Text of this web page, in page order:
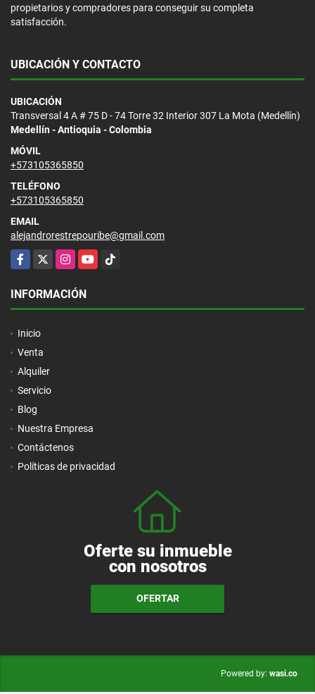
propietarios y compradores para conseguir su completa
satisfacción.
UBICACIÓN Y CONTACTO
UBICACIÓN
Transversal 4 A # 75 D - 74 Torre 32 Interior 307 La Mota (Medellín)
Medellín - Antioquia - Colombia
MÓVIL
+573105365850
TELÉFONO
+573105365850
EMAIL
alejandrorestrepouribe@gmail.com
Facebook
X InstagramYouTubeTikTok
INFORMACIÓN
Inicio
Venta
Alquiler
Servicio
Blog
Nuestra Empresa
Contáctenos
Políticas de privacidad
Oferte su inmueble
con nosotros
OFERTAR
Powered by: wasi.co